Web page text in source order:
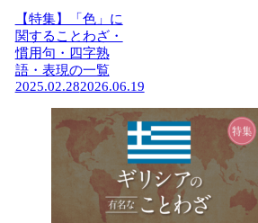
【特集】「色」に
関することわざ・
慣用句・四字熟
語・表現の一覧
2025.02.282026.06.19